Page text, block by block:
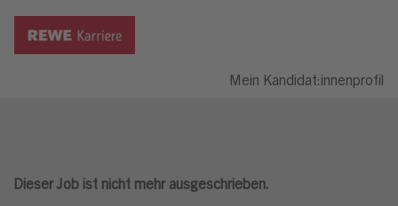
Mein Kandidat:innenprofil
Dieser Job ist nicht mehr ausgeschrieben.